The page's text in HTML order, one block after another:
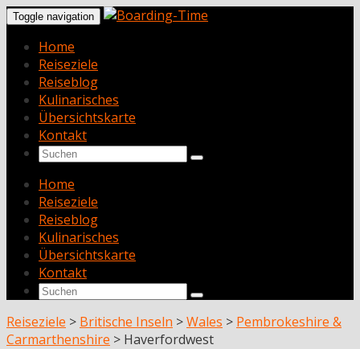
Toggle navigation
Home
Reiseziele
Reiseblog
Kulinarisches
Übersichtskarte
Kontakt
Home
Reiseziele
Reiseblog
Kulinarisches
Übersichtskarte
Kontakt
Reiseziele > Britische Inseln >Wales > Pembrokeshire &
Carmarthenshire > Haverfordwest